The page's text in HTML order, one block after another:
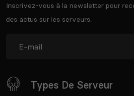
Inscrivez-vous à la newsletter pour
des actus sur les serveurs.
Types De Serveur